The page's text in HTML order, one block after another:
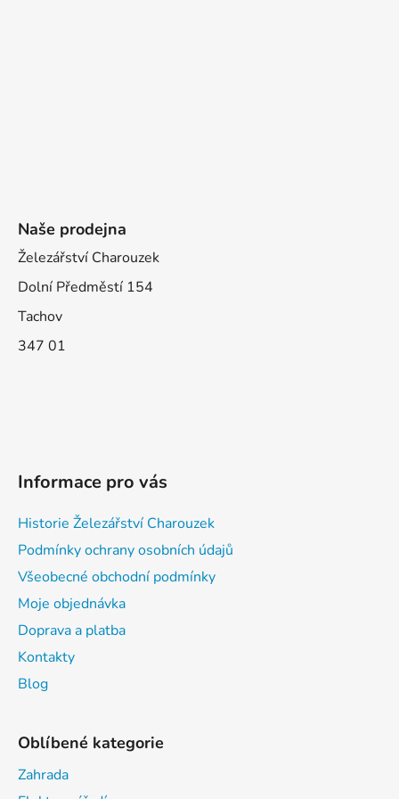
Naše prodejna
Železářství Charouzek
Dolní Předměstí 154
Tachov
347 01
Informace pro vás
Historie Železářství Charouzek
Podmínky ochrany osobních údajů
Všeobecné obchodní podmínky
Moje objednávka
Doprava a platba
Kontakty
Blog
Oblíbené kategorie
Zahrada